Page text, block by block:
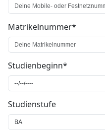
Matrikelnummer*
Studienbeginn*
Studienstufe